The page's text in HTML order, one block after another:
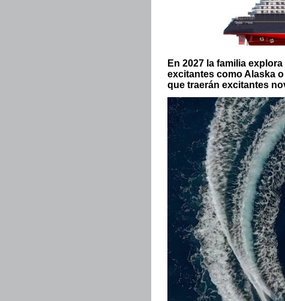
En 2027 la familia
excitantes como Alaska
que traerán excitantes